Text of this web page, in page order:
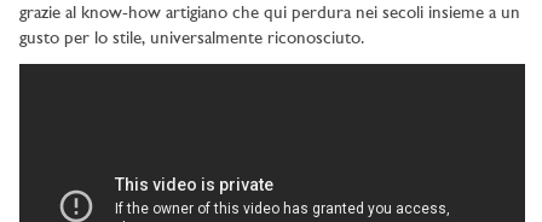
grazie al know-how artigiano che qui perdura nei secoli insieme a un
gusto per lo stile, universalmente riconosciuto.